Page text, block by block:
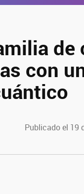
de
con
Publicado el 19